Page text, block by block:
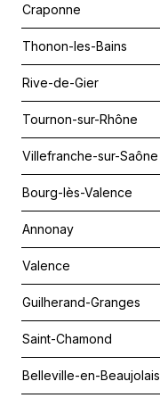
Craponne
Thonon-les-Bains
Rive-de-Gier
Tournon-sur-Rhône
Villefranche-sur-Saône
Bourg-lès-Valence
Annonay
Valence
Guilherand-Granges
Saint-Chamond
Belleville-en-Beaujolais